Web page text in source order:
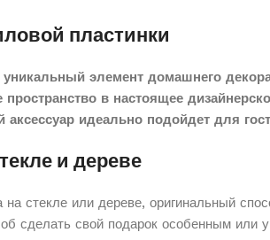
пластинки
элемент домашнего
пространство в настоящее
аксессуар идеально подойдет для
и дереве
на стекле или дереве, оригинальный
сделать свой подарок особенным или